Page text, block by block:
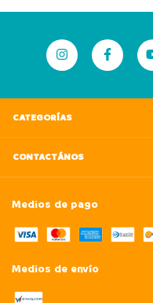
CATEGORÍAS
CONTACTÁNOS
Medios de pago
Medios de envío